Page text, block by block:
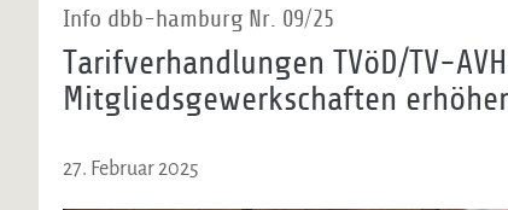
Info dbb-hamburg Nr. 09/25
Tarifverhandlungen TVöD/TV-
Mitgliedsgewerkschaften
27. Februar 2025